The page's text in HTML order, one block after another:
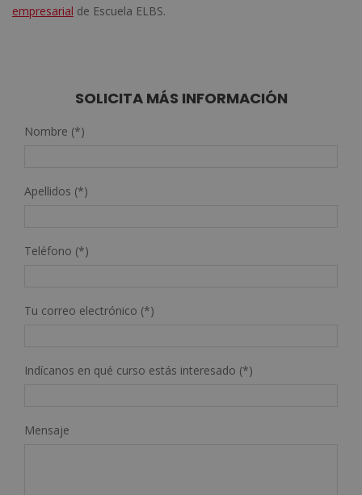
empresarial de Escuela ELBS.
SOLICITA MÁS INFORMACIÓN
Nombre (*)
Apellidos (*)
Teléfono (*)
Tu correo electrónico (*)
Indícanos en qué curso estás interesado (*)
Mensaje